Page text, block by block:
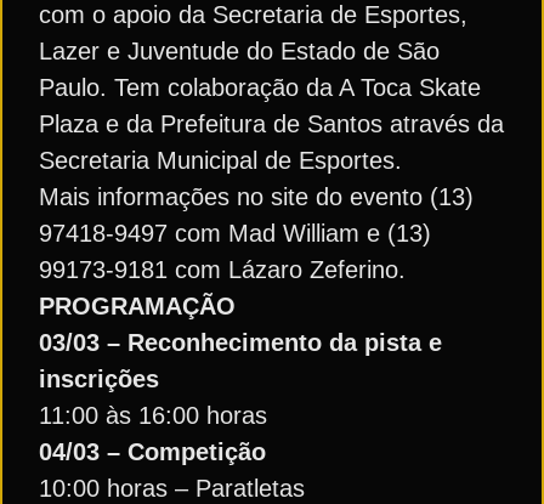
com o apoio da Secretaria de Esportes,
Lazer e Juventude do Estado de São
Paulo. Tem colaboração da A Toca Skate
Plaza e da Prefeitura de Santos através da
Secretaria Municipal de Esportes.
Mais informações no site do evento (13)
97418-9497 com Mad William e (13)
99173-9181 com Lázaro Zeferino.
PROGRAMAÇÃO
03/03 – Reconhecimento da pista e
inscrições
11:00 às 16:00 horas
04/03 – Competição
10:00 horas – Paratletas